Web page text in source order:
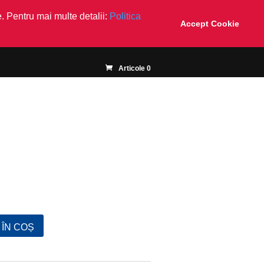
Pentru mai multe detalii: Politica
Accept Cookie
Articole 0
COȘ